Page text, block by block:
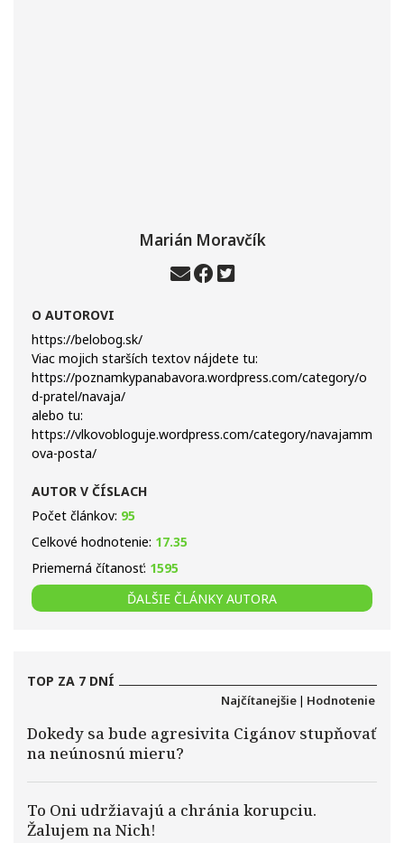
Marián Moravčík
O AUTOROVI
https://belobog.sk/
Viac mojich starších textov nájdete tu:
https://poznamkypanabavora.wordpress.com/category/o
d-pratel/navaja/
alebo tu:
https://vlkovobloguje.wordpress.com/category/navajamm
ova-posta/
AUTOR V ČÍSLACH
Počet článkov: 95
Celkové hodnotenie: 17.35
Priemerná čítanosť: 1595
ĎALŠIE ČLÁNKY AUTORA
TOP ZA 7 DNÍ
Najčítanejšie | Hodnotenie
Dokedy sa bude agresivita Cigánov stupňovať
na neúnosnú mieru?
To Oni udržiavajú a chránia korupciu.
Žalujem na Nich!